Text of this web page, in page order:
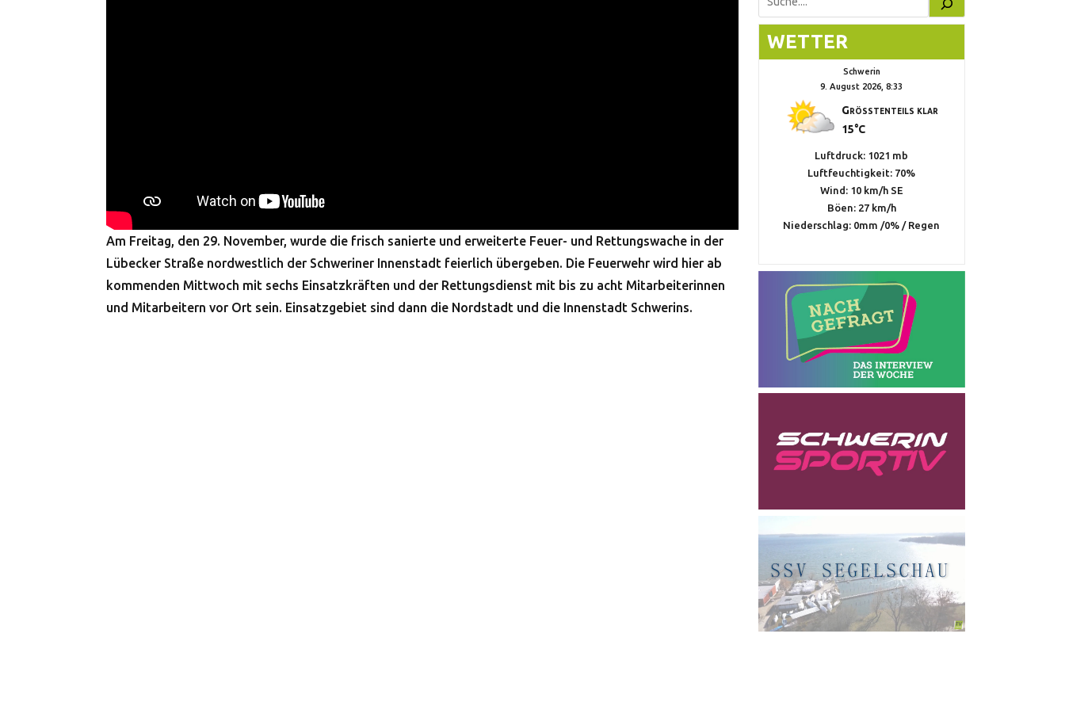
Am Freitag, den 29. November, wurde die frisch sanierte und erweiterte Feuer- und Rettungswache in der
Lübecker Straße nordwestlich der Schweriner Innenstadt feierlich übergeben. Die Feuerwehr wird hier ab
kommenden Mittwoch mit sechs Einsatzkräften und der Rettungsdienst mit bis zu acht Mitarbeiterinnen
und Mitarbeitern vor Ort sein. Einsatzgebiet sind dann die Nordstadt und die Innenstadt Schwerins.
Suchen
WETTER
Schwerin
9. August 2026, 8:33
Größtenteils klar
15°C
Luftdruck: 1021 mb
Luftfeuchtigkeit: 70%
Wind: 10 km/h SE
Böen: 27 km/h
Niederschlag: 0mm /0% / Regen